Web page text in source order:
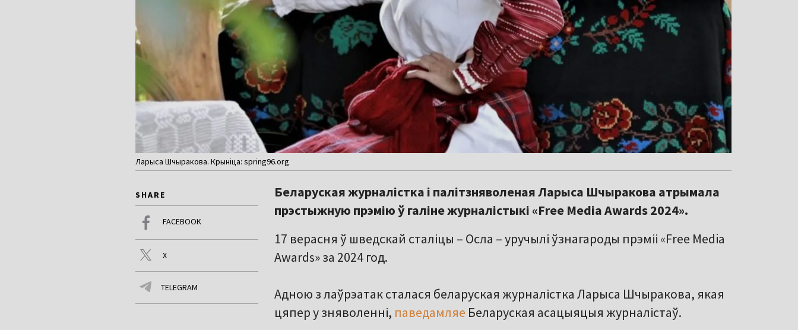
Ларыса Шчыракова. Крыніца: spring96.org
SHARE
FACEBOOK
X
TELEGRAM
Беларуская журналістка і палітзняволеная Ларыса Шчыракова атрымала
прэстыжную прэмію ў галіне журналістыкі «Free Media Awards 2024».
17 верасня ў шведскай сталіцы – Осла – уручылі ўзнагароды прэміі «Free Media
Awards» за 2024 год.
Адною з лаўрэатак сталася беларуская журналістка Ларыса Шчыракова, якая
цяпер у зняволенні, паведамляе Беларуская асацыяцыя журналістаў.